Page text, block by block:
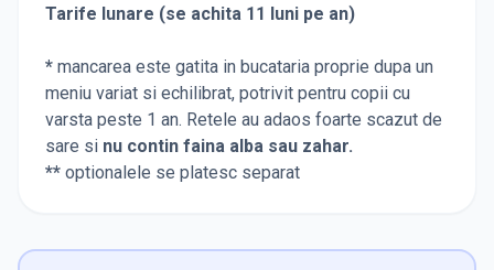
Tarife lunare (se achita 11 luni pe an)
* mancarea este gatita in bucataria proprie dupa un
meniu variat si echilibrat, potrivit pentru copii cu
varsta peste 1 an. Retele au adaos foarte scazut de
sare si nu contin faina alba sau zahar.
** optionalele se platesc separat